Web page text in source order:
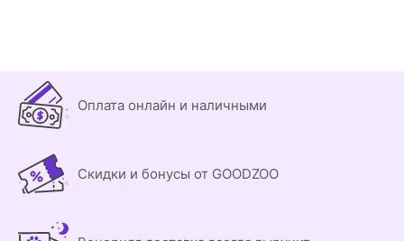
Оплата онлайн и наличными
Скидки и бонусы от GOODZOO